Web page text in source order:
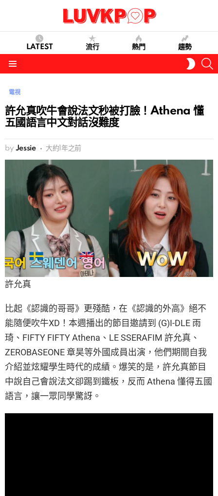
LATEST 流行 熱門 趨勢
SKIN
電視
許允真吹牛會說法文秒被打臉！Athena 懂
五國語言中文對話沒難度
by Jessie 大約1年之前
許允真
比起《認識的哥哥》更殘酷，在《認識的外高》絕不
能隨便吹牛XD！本週播出的節目邀請到 (G)I-DLE 雨
琦、FIFTY FIFTY Athena、LE SSERAFIM 許允真、
ZEROBASEONE 章昊等外國成員出演，他們期間自我
介紹並炫耀學生時代的成績。爆笑的是，許允真節目
中說自己會說法文卻踢到鐵板，反而 Athena 懂得五國
語言，讓一眾同學驚訝。